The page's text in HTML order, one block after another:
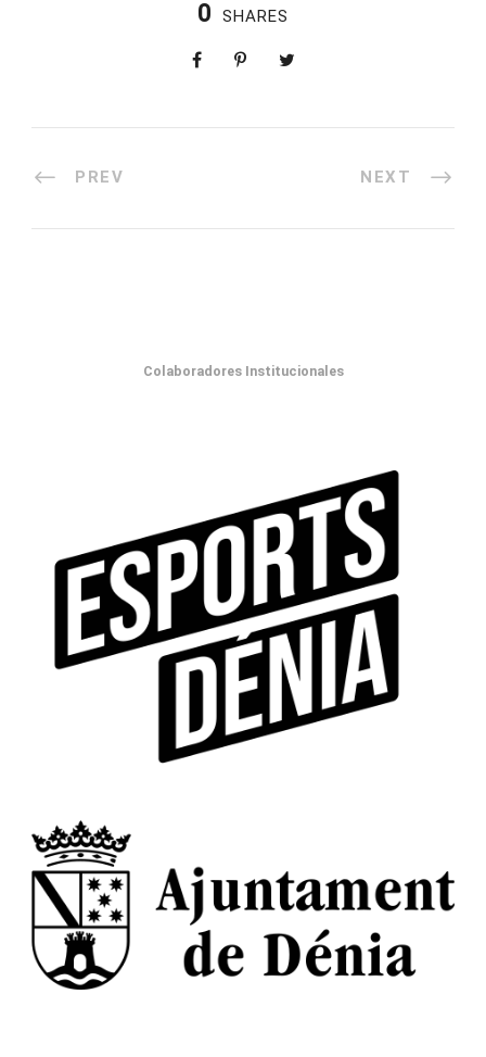
0 SHARES
PREV NEXT
Colaboradores Institucionales